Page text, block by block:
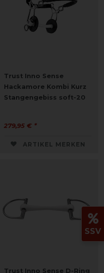
Trust Inno Sense
Hackamore Kombi Kurz
Stangengebiss soft-20
279,95 € *
ARTIKEL MERKEN
Trust Inno Sense D-Ring
SSV